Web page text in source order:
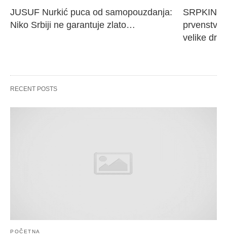
JUSUF Nurkić puca od samopouzdanja:
Niko Srbiji ne garantuje zlato…
prvenstvo
velike
RECENT POSTS
POČETNA